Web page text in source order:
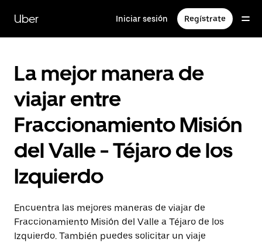
contenido
principal
Uber Iniciar sesión Regístrate
La mejor manera de
viajar entre
Fraccionamiento Misión
del Valle - Téjaro de los
Izquierdo
Encuentra las mejores maneras de viajar de
Fraccionamiento Misión del Valle a Téjaro de los
Izquierdo. También puedes solicitar un viaje